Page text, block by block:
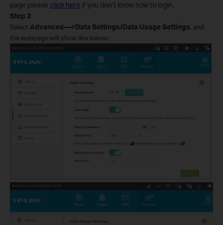
page please click here if you don’t know how to login.
Step 2
Select Advanced—>Data Settings/Data Usage Settings, and
the webpage will show like below: